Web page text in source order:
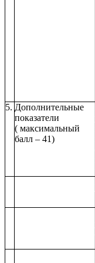
5. Дополнительные
показатели
( максимальный
балл – 41)